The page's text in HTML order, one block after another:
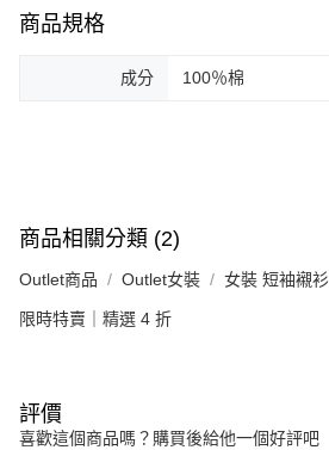
商品規格
成分 100％棉
商品相關分類 (2)
Outlet商品 Outlet女裝 女裝 短袖襯衫
限時特賣｜精選 4 折
評價
喜歡這個商品嗎？購買後給他一個好評吧